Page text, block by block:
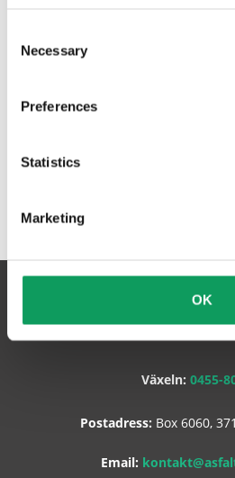
Selection
Necessary
Preferences
Statistics
Marketing
OK
Asfaltbolaget
Växeln: 0455-
Postadress: Box 6060,
Email: